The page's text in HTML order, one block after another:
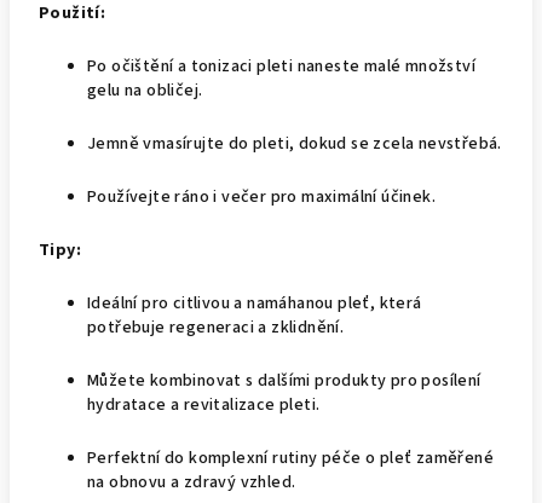
Použití:
Po očištění a tonizaci pleti naneste malé množství
gelu na obličej.
Jemně vmasírujte do pleti, dokud se zcela nevstřebá.
Používejte ráno i večer pro maximální účinek.
Tipy:
Ideální pro citlivou a namáhanou pleť, která
potřebuje regeneraci a zklidnění.
Můžete kombinovat s dalšími produkty pro posílení
hydratace a revitalizace pleti.
Perfektní do komplexní rutiny péče o pleť zaměřené
na obnovu a zdravý vzhled.